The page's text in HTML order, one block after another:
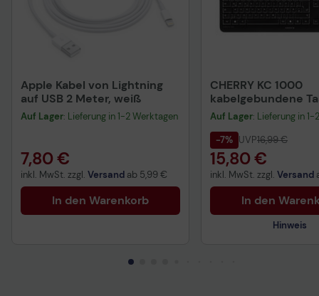
Apple Kabel von Lightning
auf USB 2 Meter, weiß
Auf Lager: Lieferung in 1-2 Werktagen
7,80 €
inkl. MwSt. zzgl. Versand ab 5,99 €
In den Warenkorb
CHERRY KC 1000
kabelgebundene
QWERTZ DE -
Auf Lager: Lieferung in
-7% UVP16,99 €
15,80 €
inkl. MwSt. zzgl. Versand
In den
Hinweis